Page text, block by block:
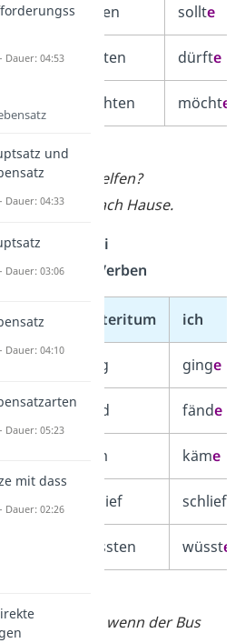
sollten sollte
durften dürfte
mochten möchte
du mir helfen?
müsstejetzt nach Hause.
II bei
Verben
Präteritum ich
ging ginge
fand fände
kam käme
schlief schliefe
wussten wüsste
kämen
früher, wenn der Bus
Dauer: 04:53
und
Dauer: 04:33
Dauer: 03:06
Dauer: 04:10
Dauer: 05:23
mit dass
Dauer: 02:26